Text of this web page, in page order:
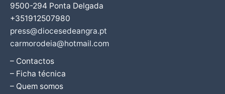
9500-294 Ponta Delgada
+351912507980
press@diocesedeangra.pt
carmorodeia@hotmail.com
– Contactos
– Ficha técnica
– Quem somos